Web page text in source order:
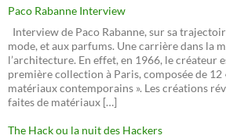
Paco Rabanne Interview
Interview de Paco Rabanne, sur sa
mode, et aux parfums. Une carrière dans la
l’architecture. En effet, en 1966, le créateur
première collection à Paris, composée de 12
matériaux contemporains ». Les créations
faites de matériaux […]
The Hack ou la nuit des Hackers